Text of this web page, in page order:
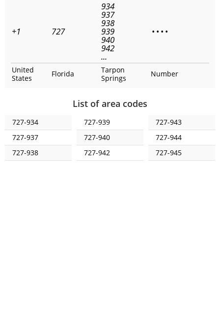
+1 727
934
937
938
939
940
942
...
• • • •
United
States
Florida
Tarpon
Springs
Number
List of area codes
727-934
727-937
727-938
727-939
727-940
727-942
727-943
727-944
727-945